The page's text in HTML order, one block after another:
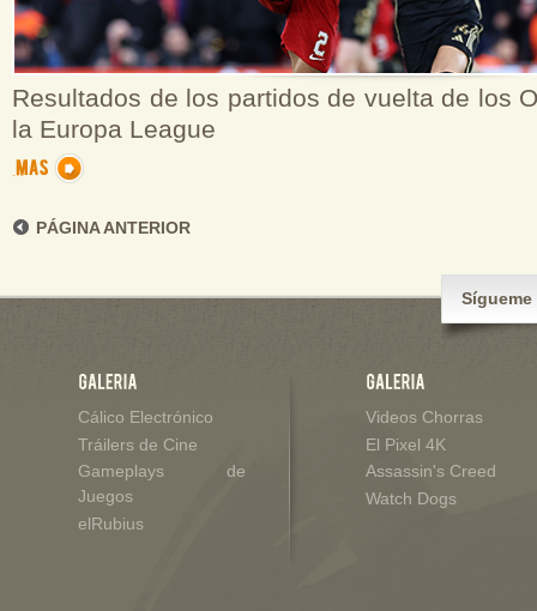
Resultados de los partidos de vuelta de los
la Europa League
PÁGINA ANTERIOR
Sígueme
Cálico Electrónico
Tráilers de Cine
Gameplays de
Juegos
elRubius
Videos Chorras
El Pixel 4K
Assassin's Creed
Watch Dogs